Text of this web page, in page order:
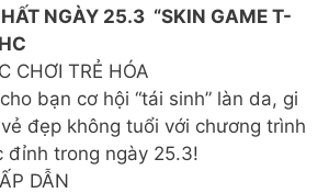
NGÀY 25.3 “SKIN GAME T-
CHƠI TRẺ HÓA
bạn cơ hội “tái sinh” làn da, gi
đẹp không tuổi với chương trình
đỉnh trong ngày 25.3!
DẪN